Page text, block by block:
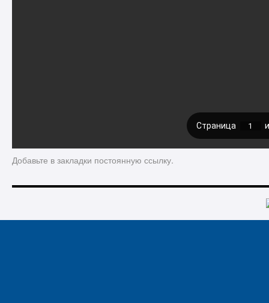
Добавьте в закладки постоянную ссылку.